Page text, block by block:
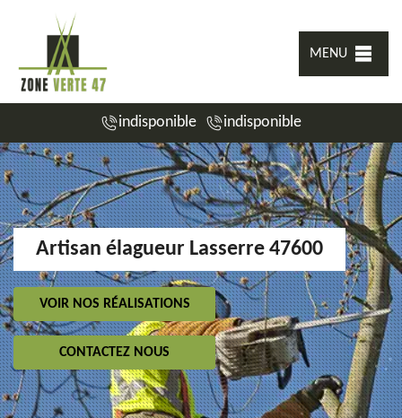
MENU
indisponible indisponible
Artisan élagueur Lasserre 47600
VOIR NOS RÉALISATIONS
CONTACTEZ NOUS